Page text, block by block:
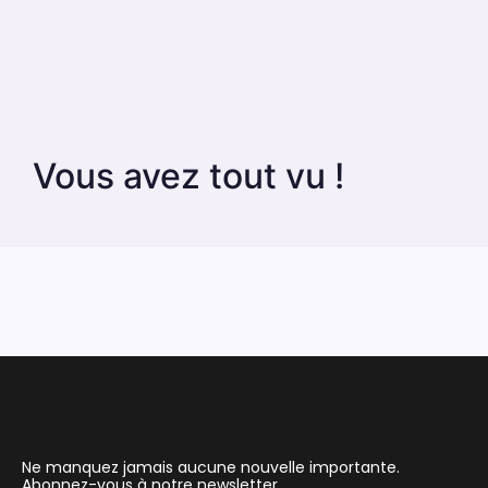
Vous avez tout vu !
Ne manquez jamais aucune nouvelle importante.